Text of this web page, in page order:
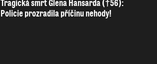
Tragická smrt Glena Hansarda (†56):
Policie prozradila příčinu nehody!